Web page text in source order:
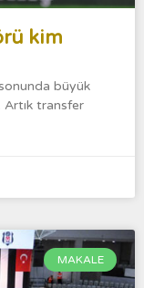
kim
büyük
Artık transfer
MAKALE